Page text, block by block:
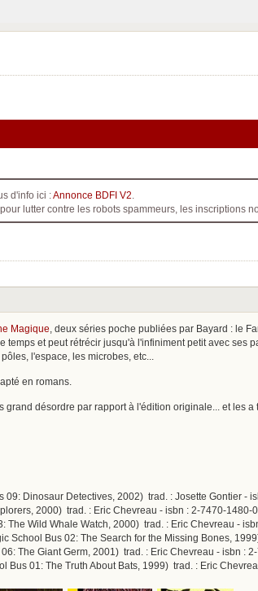
d'info ici :Annonce BDFI V2
lutter contre les robots spammeurs, les inscriptions
Magique , deux séries poche publiées par Bayard : le
et peut rétrécir jusqu'à l'infiniment petit avec ses
l'espace, les microbes, etc...
en romans.
désordre par rapport à l'édition originale... et les a
Dinosaur Detectives, 2002) trad. : Josette Gontier -
2000) trad. : Eric Chevreau - isbn : 2-7470-1480-0
The Wild Whale Watch, 2000) trad. : Eric Chevreau -
School Bus 02: The Search for the Missing Bones,
The Giant Germ, 2001) trad. : Eric Chevreau - isbn :
Bus 01: The Truth About Bats, 1999) trad. : Eric